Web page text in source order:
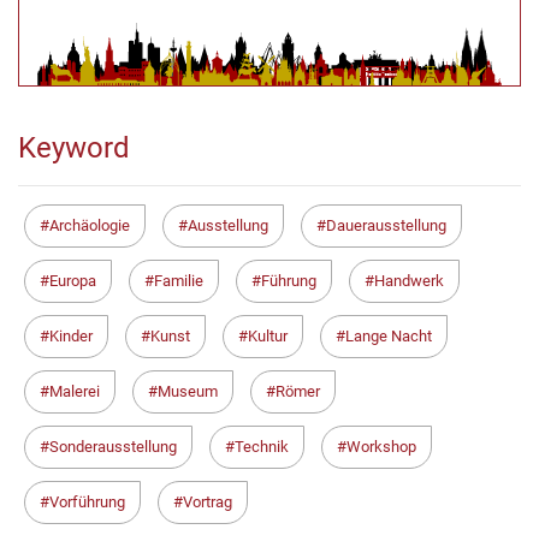
Keyword
Archäologie Ausstellung Dauerausstellung
Europa Familie Führung Handwerk
Kinder Kunst Kultur Lange Nacht
Malerei Museum Römer
Sonderausstellung Technik Workshop
Vorführung Vortrag